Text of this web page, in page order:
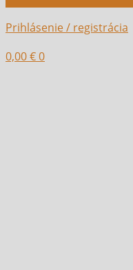
Prihlásenie / registrácia
0,00€0